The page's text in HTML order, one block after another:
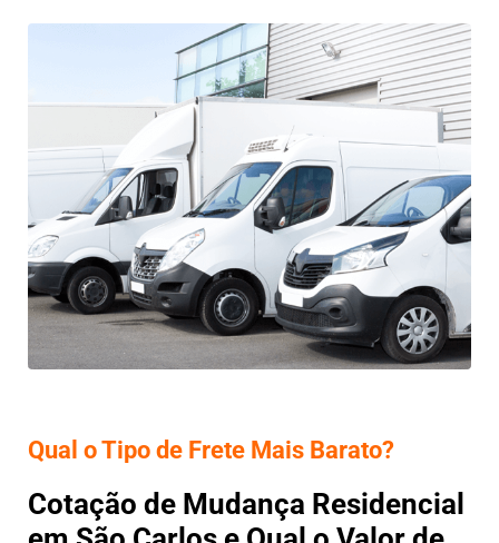
Qual o Tipo de Frete Mais Barato?
Cotação de Mudança Residencial